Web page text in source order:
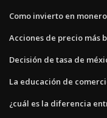
Como invierto en monero
Acciones de precio más
Decisión de tasa de
La educación de
¿cuál es la diferencia